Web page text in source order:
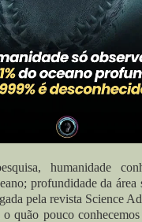
humanidade
profundidade da área
pela revista Science
o quão pouco